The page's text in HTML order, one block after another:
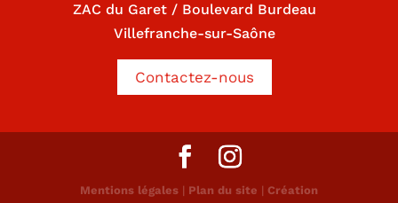
ZAC du Garet / Boulevard Burdeau
Villefranche-sur-Saône
Contactez-nous
Mentions légales| Plan du site | Création